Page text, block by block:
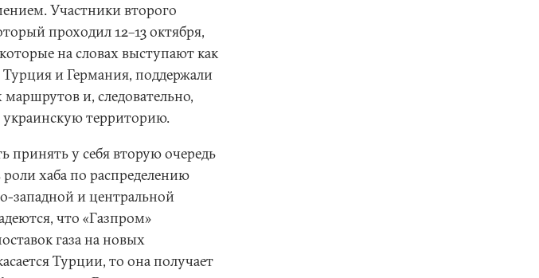
Участники второго
проходил 12–13 октября,
на словах выступают как
и Германия, поддержали
и, следовательно,
украинскую территорию.
принять у себя вторую очередь
хаба по распределению
западной и центральной
что «Газпром»
газа на новых
Турции, то она получает